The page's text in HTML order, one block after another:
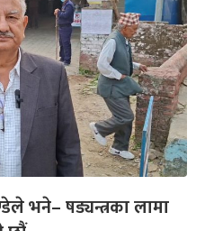
भने– षड्यन्त्रका लामा